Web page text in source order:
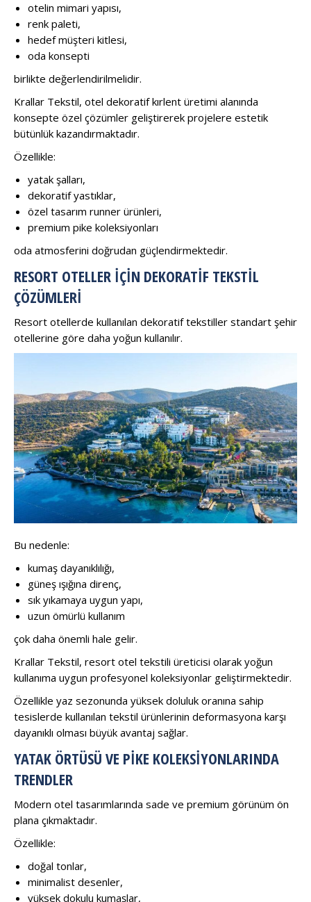
otelin mimari yapısı,
renk paleti,
hedef müşteri kitlesi,
oda konsepti
birlikte değerlendirilmelidir.
Krallar Tekstil, otel dekoratif kırlent üretimi alanında
konsepte özel çözümler geliştirerek projelere estetik
bütünlük kazandırmaktadır.
Özellikle:
yatak şalları,
dekoratif yastıklar,
özel tasarım runner ürünleri,
premium pike koleksiyonları
oda atmosferini doğrudan güçlendirmektedir.
RESORT OTELLER İÇIN DEKORATIF TEKSTIL
ÇÖZÜMLERI
Resort otellerde kullanılan dekoratif tekstiller standart şehir
otellerine göre daha yoğun kullanılır.
Bu nedenle:
kumaş dayanıklılığı,
güneş ışığına direnç,
sık yıkamaya uygun yapı,
uzun ömürlü kullanım
çok daha önemli hale gelir.
Krallar Tekstil, resort otel tekstili üreticisi olarak yoğun
kullanıma uygun profesyonel koleksiyonlar geliştirmektedir.
Özellikle yaz sezonunda yüksek doluluk oranına sahip
tesislerde kullanılan tekstil ürünlerinin deformasyona karşı
dayanıklı olması büyük avantaj sağlar.
YATAK ÖRTÜSÜ VE PIKE KOLEKSIYONLARINDA
TRENDLER
Modern otel tasarımlarında sade ve premium görünüm ön
plana çıkmaktadır.
Özellikle:
doğal tonlar,
minimalist desenler,
yüksek dokulu kumaşlar,